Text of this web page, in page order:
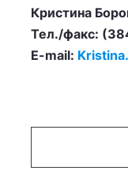
Кристина
Тел./факс:
E-mail: